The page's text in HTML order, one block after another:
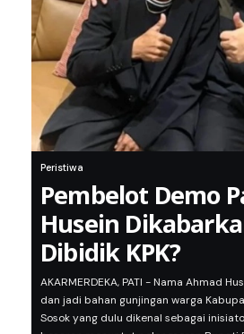
Peristiwa
Pembelot Demo
Husein
Dibidik KPK?
AKARMERDEKA, PATI - Nama Ahmad
dan jadi bahan gunjingan warga
Sosok yang dulu dikenal sebagai